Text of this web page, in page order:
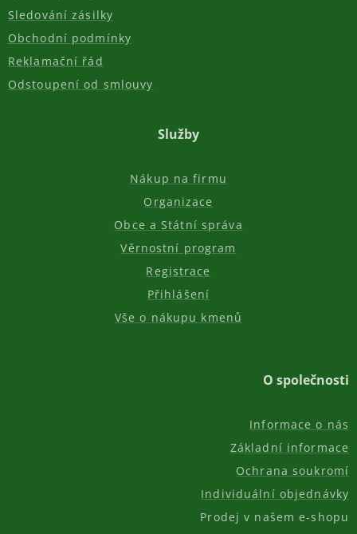
Sledování zásilky
Obchodní podmínky
Reklamační řád
Odstoupení od smlouvy
Služby
Nákup na firmu
Organizace
Obce a Státní správa
Věrnostní program
Registrace
Přihlášení
Vše o nákupu kmenů
O společnosti
Informace o nás
Základní informace
Ochrana soukromí
Individuální objednávky
Prodej v našem e-shopu